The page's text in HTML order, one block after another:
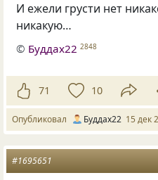
И ежели грусти нет
никакую…
© Буддах22 2848
71 10
Опубликовал Буддах22 15 дек
#1695651